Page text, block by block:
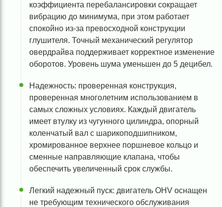
коэффициента перебалансировки сокращает
вибрацию до минимума, при этом работает
спокойно из-за превосходной конструкции
глушителя. Точный механический регулятор
овердрайва поддерживает корректное изменение
оборотов. Уровень шума уменьшен до 5 децибел.
Надежность: проверенная конструкция,
проверенная многолетним использованием в
самых сложных условиях. Каждый двигатель
имеет втулку из чугунного цилиндра, опорный
коленчатый вал с шарикоподшипником,
хромированное верхнее поршневое кольцо и
сменные направляющие клапана, чтобы
обеспечить увеличенный срок службы.
Легкий надежный пуск: двигатель OHV оснащен
не требующим технического обслуживания